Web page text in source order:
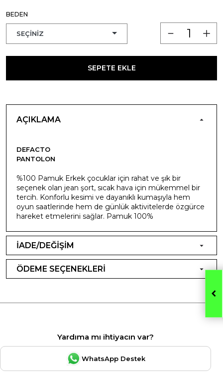
BEDEN
SEPETE EKLE
AÇIKLAMA
DEFACTO
PANTOLON
%100 Pamuk Erkek çocuklar için rahat ve şık bir
seçenek olan jean şort, sıcak hava için mükemmel bir
tercih. Konforlu kesimi ve dayanıklı kumaşıyla hem
oyun saatlerinde hem de günlük aktivitelerde özgürce
hareket etmelerini sağlar. Pamuk 100%
İADE/DEĞİŞİM
ÖDEME SEÇENEKLERİ
Yardıma mı ihtiyacın var?
WhatsApp Destek